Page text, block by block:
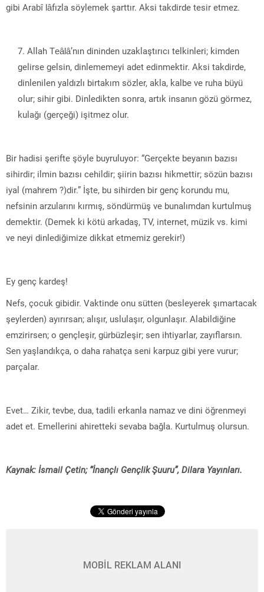
gibi Arabî lâfızla söylemek şarttır. Aksi takdirde tesir etmez.
Allah Teâlâ’nın dininden uzaklaştırıcı telkinleri; kimden
gelirse gelsin, dinlememeyi adet edinmektir. Aksi takdirde,
dinlenilen yaldızlı birtakım sözler, akla, kalbe ve ruha büyü
olur; sihir gibi. Dinledikten sonra, artık insanın gözü görmez,
kulağı (gerçeği) işitmez olur.
Bir hadisi şerifte şöyle buyruluyor: “Gerçekte beyanın bazısı
sihirdir; ilmin bazısı cehildir; şiirin bazısı hikmettir; sözün bazısı
iyal (mahrem ?)dir.” İşte, bu sihirden bir genç korundu mu,
nefsinin arzularını kırmış, söndürmüş ve bunalımdan kurtulmuş
demektir. (Demek ki kötü arkadaş, TV, internet, müzik vs. kimi
ve neyi dinlediğimize dikkat etmemiz gerekir!)
Ey genç kardeş!
Nefs, çocuk gibidir. Vaktinde onu sütten (besleyerek şımartacak
şeylerden) ayırırsan; alışır, uslulaşır, olgunlaşır. Alabildiğine
emzirirsen; o gençleşir, gürbüzleşir; sen ihtiyarlar, zayıflarsın.
Sen yaşlandıkça, o daha rahatça seni karpuz gibi yere vurur;
parçalar.
Evet… Zikir, tevbe, dua, tadili erkanla namaz ve dini öğrenmeyi
adet et. Emellerini ahiretteki sevaba bağla. Kurtulmuş olursun.
Kaynak: İsmail Çetin; “İnançlı Gençlik Şuuru”, Dilara Yayınları.
MOBİL REKLAM ALANI